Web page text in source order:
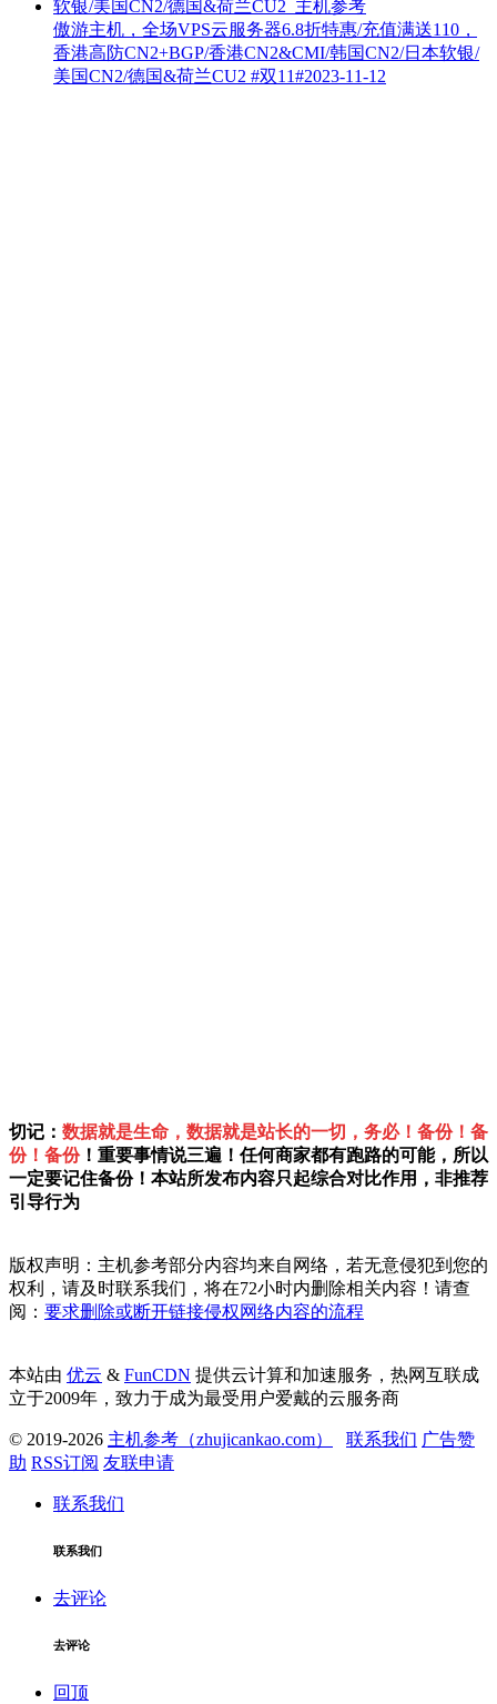
傲游主机，全场VPS云服务器6.8折特惠/充值满送110，
香港高防CN2+BGP/香港CN2&CMI/韩国CN2/日本软银/
美国CN2/德国&荷兰CU2 #双11#2023-11-12
切记： 数据就是生命，数据就是站长的一切，务必！备份！备
份！备份！重要事情说三遍！任何商家都有跑路的可能，所以
一定要记住备份！本站所发布内容只起综合对比作用，非推荐
引导行为
版权声明：主机参考部分内容均来自网络，若无意侵犯到您的
权利，请及时联系我们，将在72小时内删除相关内容！请查
阅： 要求删除或断开链接侵权网络内容的流程
本站由 优云 & FunCDN 提供云计算和加速服务，热网互联成
立于2009年，致力于成为最受用户爱戴的云服务商
© 2019-2026 主机参考（zhujicankao.com） 联系我们 广告赞
助 RSS订阅 友联申请
联系我们
联系我们
去评论
去评论
回顶